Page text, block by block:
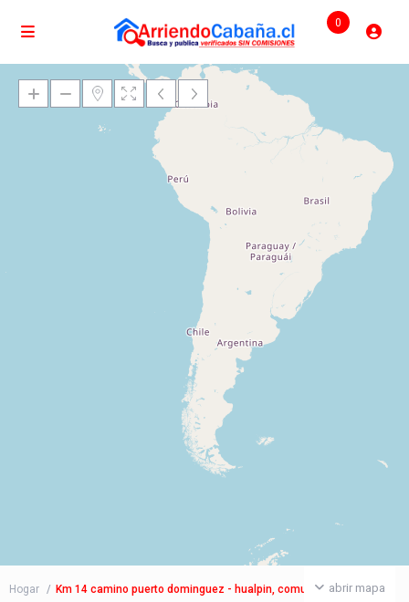
0
Cargando mapas
abrir mapa
Hogar
Km 14 camino puerto dominguez - hualpin, comunidad llaguepulli